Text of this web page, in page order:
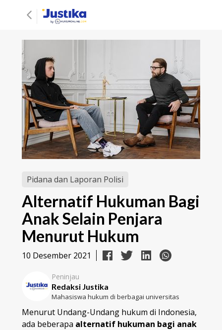
Pidana dan Laporan Polisi
Alternatif Hukuman Bagi
Anak Selain Penjara
Menurut Hukum
10 Desember 2021
Peninjau
Redaksi Justika
Mahasiswa hukum di berbagai universitas
Menurut Undang-Undang hukum di Indonesia,
ada beberapa alternatif hukuman bagi anak